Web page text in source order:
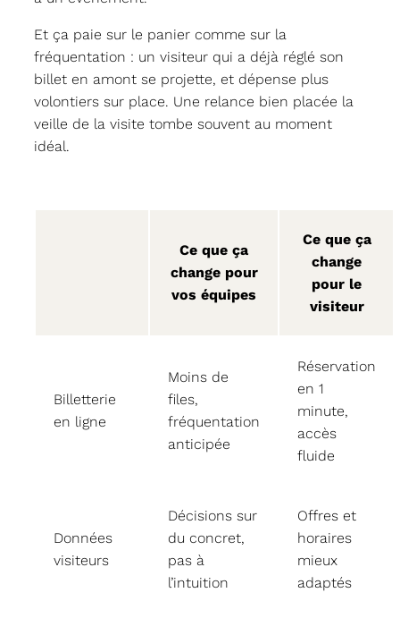
Et ça paie sur le panier comme sur la
fréquentation : un visiteur qui a déjà réglé son
billet en amont se projette, et dépense plus
volontiers sur place. Une relance bien placée la
veille de la visite tombe souvent au moment
idéal.
Ce que ça
change pour
vos équipes
Ce que ça
change
pour le
visiteur
Billetterie
en ligne
Moins de
files,
fréquentation
anticipée
Réservation
en 1
minute,
accès
fluide
Données
visiteurs
Décisions sur
du concret,
pas à
l’intuition
Offres et
horaires
mieux
adaptés